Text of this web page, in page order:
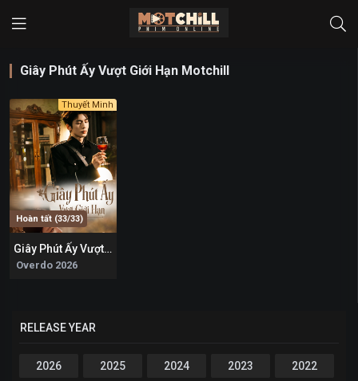
Giây Phút Ấy Vượt Giới Hạn Motchill
Hoàn tất (33/33)
0
Thuyết Minh
Giây Phút Ấy Vượt Giới Hạn
Overdo 2026
RELEASE YEAR
2026 2025 2024 2023 2022